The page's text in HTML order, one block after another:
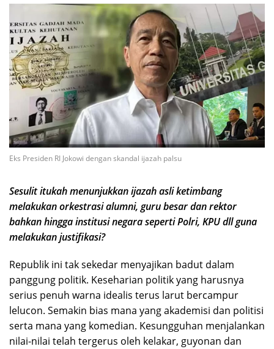
Eks Presiden RI Jokowi dengan skandal ijazah palsu
Sesulit itukah menunjukkan ijazah asli ketimbang
melakukan orkestrasi alumni, guru besar dan rektor
bahkan hingga institusi negara seperti Polri, KPU dll guna
melakukan justifikasi?
Republik ini tak sekedar menyajikan badut dalam
panggung politik. Keseharian politik yang harusnya
serius penuh warna idealis terus larut bercampur
lelucon. Semakin bias mana yang akademisi dan politisi
serta mana yang komedian. Kesungguhan menjalankan
nilai-nilai telah tergerus oleh kelakar, guyonan dan